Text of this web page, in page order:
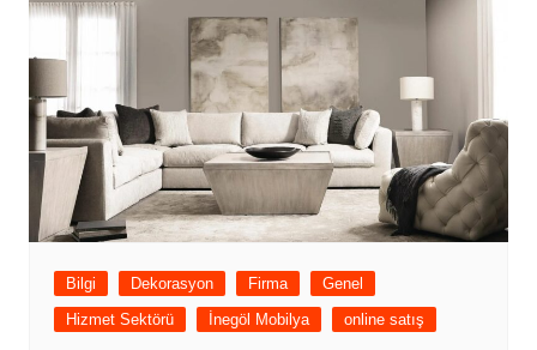
Bilgi Dekorasyon Firma
Genel
Hizmet Sektörü
İnegöl Mobilya online satış